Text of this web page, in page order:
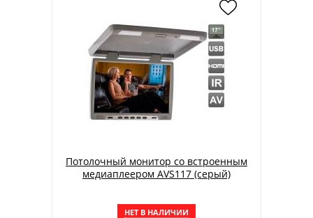
Потолочный монитор со встроенным
медиаплеером AVS117 (серый)
НЕТ В НАЛИЧИИ